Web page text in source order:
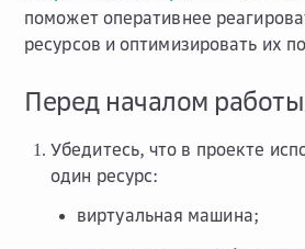
поможет оперативнее
ресурсов и оптимизировать их
Перед началом работы
Убедитесь, что в проекте
один ресурс:
виртуальная машина;